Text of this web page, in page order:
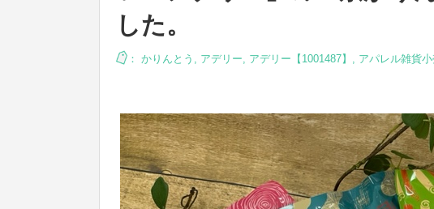
した。
： かりんとう , アデリー, アデリー【1001487】 , アパレル雑貨